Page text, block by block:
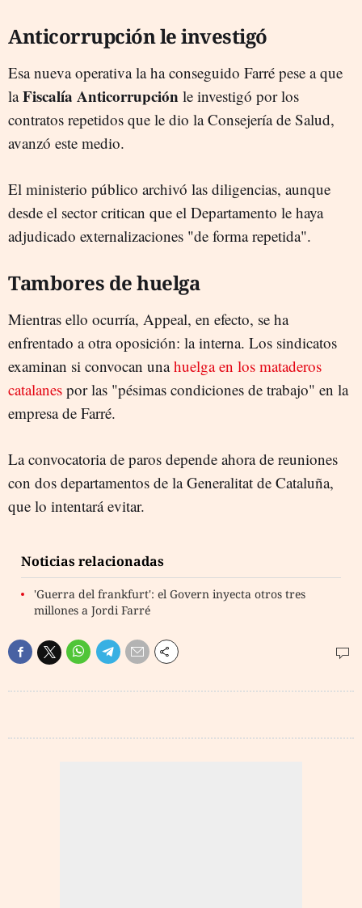
Anticorrupción le investigó
Esa nueva operativa la ha conseguido Farré pese a que
laFiscalía Anticorrupción le investigó por los
contratos repetidos que le dio la Consejería de Salud,
avanzó este medio.
El ministerio público archivó las diligencias, aunque
desde el sector critican que el Departamento le haya
adjudicado externalizaciones "de forma repetida".
Tambores de huelga
Mientras ello ocurría, Appeal, en efecto, se ha
enfrentado a otra oposición: la interna. Los sindicatos
examinan si convocan unahuelga en los mataderos
catalanes por las "pésimas condiciones de trabajo" en la
empresa de Farré.
La convocatoria de paros depende ahora de reuniones
con dos departamentos de la Generalitat de Cataluña,
que lo intentará evitar.
Noticias relacionadas
'Guerra del frankfurt': el Govern inyecta otros tres
millones a Jordi Farré